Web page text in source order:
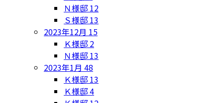
Ｎ様邸 12
Ｓ様邸 13
2023年12月 15
Ｋ様邸 2
Ｎ様邸 13
2023年1月 48
Ｋ様邸 13
Ｋ様邸4